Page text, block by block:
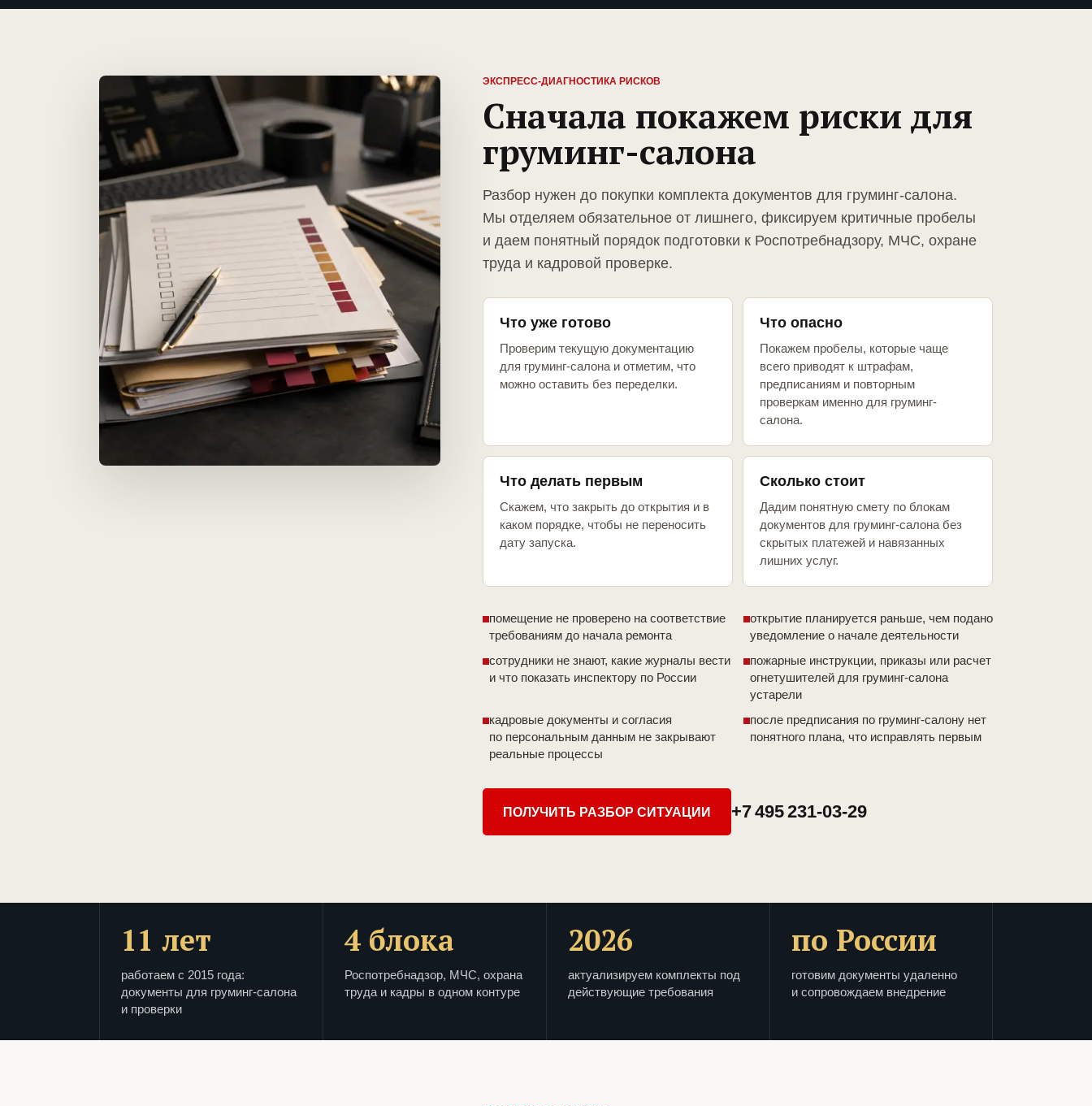
ЭКСПРЕСС-ДИАГНОСТИКА РИСКОВ
Сначала покажем риски для
груминг-салона
Разбор нужен до покупки комплекта документов для груминг-салона.
Мы отделяем обязательное от лишнего, фиксируем критичные пробелы
и даем понятный порядок подготовки к Роспотребнадзору, МЧС, охране
труда и кадровой проверке.
Что уже готово
Проверим текущую документацию
для груминг-салона и отметим, что
можно оставить без переделки.
Что опасно
Покажем пробелы, которые чаще
всего приводят к штрафам,
предписаниям и повторным
проверкам именно для груминг-
салона.
Что делать первым
Скажем, что закрыть до открытия и в
каком порядке, чтобы не переносить
дату запуска.
Сколько стоит
Дадим понятную смету по блокам
документов для груминг-салона без
скрытых платежей и навязанных
лишних услуг.
помещение не проверено на соответствие
требованиям до начала ремонта
открытие планируется раньше, чем подано
уведомление о начале деятельности
сотрудники не знают, какие журналы вести
и что показать инспектору по России
пожарные инструкции, приказы или расчет
огнетушителей для груминг-салона
устарели
кадровые документы и согласия
по персональным данным не закрывают
реальные процессы
после предписания по груминг-салону нет
понятного плана, что исправлять первым
ПОЛУЧИТЬ РАЗБОР СИТУАЦИИ +7 495 231-03-29
11 лет
работаем с 2015 года:
документы для груминг-салона
и проверки
4 блока
Роспотребнадзор, МЧС, охрана
труда и кадры в одном контуре
2026
актуализируем комплекты под
действующие требования
по России
готовим документы удаленно
и сопровождаем внедрение